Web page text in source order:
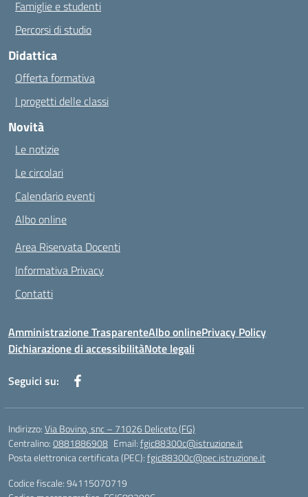
Famiglie e studenti
Percorsi di studio
Didattica
Offerta formativa
I progetti delle classi
Novità
Le notizie
Le circolari
Calendario eventi
Albo online
Area Riservata Docenti
Informativa Privacy
Contatti
Amministrazione TrasparenteAlbo onlinePrivacy Policy
Dichiarazione di accessibilitàNote legali
Seguici su:
Indirizzo:Via Bovino, snc – 71026 Deliceto (FG)
Centralino:0881886908 Email:fgic88300c@istruzione.it
Posta elettronica certificata (PEC):fgic88300c@pec.istruzione.it
Codice fiscale: 94115070719